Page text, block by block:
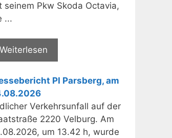
seinem Pkw Skoda Octavia,
...
Weiterlesen
PI Parsberg, am
Verkehrsunfall auf der
2220 Velburg. Am
um 13.42 h, wurde